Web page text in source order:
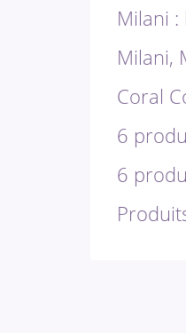
Milani
Milani,
Coral
6
6